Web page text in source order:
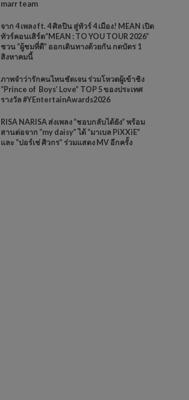
marr team
จาก 4 เพลง ft. 4 ศิลปิน สู่ทัวร์ 4 เมือง! MEAN เปิด
ทัวร์คอนเสิร์ต“MEAN : TO YOU TOUR 2026”
ชวน “ผู้ชมที่ดี” ออกเดินทางด้วยกัน กดบัตร 1
สิงหาคมนี้
ภาพจำว่ารักคนไหนชัดเจน ร่วมโหวตผู้เข้าชิง
“Prince of Boys’ Love” TOP 5 ของประเทศ
รางวัล #YEntertainAwards2026
RISA NARISA ส่งเพลง “ชอบกลับได้ยัง” พร้อม
สานต่อจาก “my daisy” ได้ “มาเบล PiXXiE”
และ “ปอร์เช่ ศิวกร” ร่วมแสดง MV อีกครั้ง